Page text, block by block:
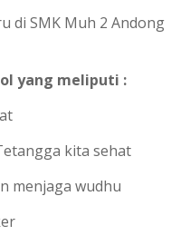
di SMK Muh 2 Andong
yang meliputi :
kita sehat
menjaga wudhu